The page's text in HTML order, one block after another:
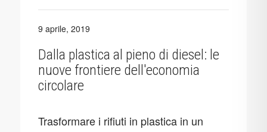
9 aprile, 2019
Dalla plastica al pieno di diesel: le
nuove frontiere dell'economia
circolare
Trasformare i rifiuti in plastica in un